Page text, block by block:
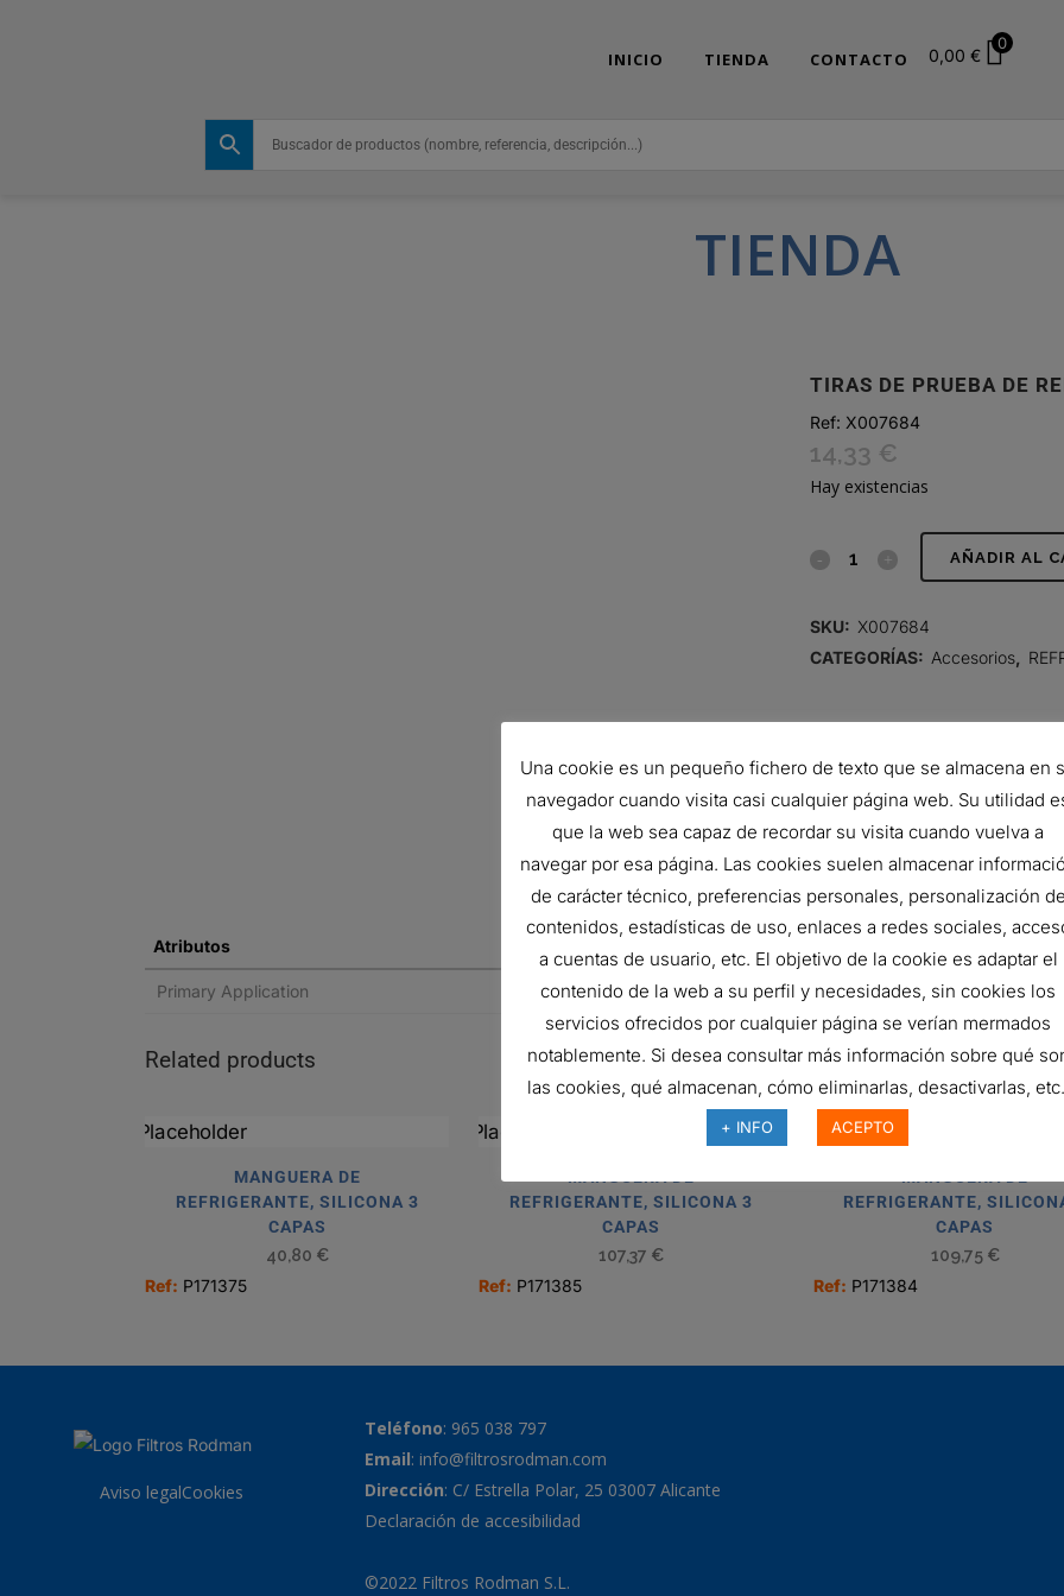
INICIO TIENDA CONTACTO 0,00 €
0
TIENDA
TIRAS DE PRUEBA DE
Ref: X007684
14,33 €
Hay existencias
TIRAS
quantity
AÑADIR AL
SKU: X007684
CATEGORÍAS: Accesorios
Atributos
Primary Application 12 TEST STRIPS
Related products
MANGUERA DE
REFRIGERANTE, SILICONA 3
CAPAS
40,80 €
Ref: P171375
REFRIGERANTE, SILICONA 3
CAPAS
107,37 €
Ref: P171385
REFRIGERANTE,
CAPAS
109,75 €
Ref: P171384
Aviso legalCookies
Teléfono: 965 038 797
Email: info@filtrosrodman.com
Dirección: C/ Estrella Polar, 25 03007 Alicante
Declaración de accesibilidad
©2022 Filtros Rodman S.L.
Una cookie es un pequeño fichero de texto que se almacena en
navegador cuando visita casi cualquier página web. Su utilidad
que la web sea capaz de recordar su visita cuando vuelva a
navegar por esa página. Las cookies suelen almacenar
de carácter técnico, preferencias personales, personalización de
contenidos, estadísticas de uso, enlaces a redes sociales,
a cuentas de usuario, etc. El objetivo de la cookie es adaptar el
contenido de la web a su perfil y necesidades, sin cookies los
servicios ofrecidos por cualquier página se verían mermados
notablemente. Si desea consultar más información sobre qué
las cookies, qué almacenan, cómo eliminarlas, desactivarlas,
+ INFO ACEPTO